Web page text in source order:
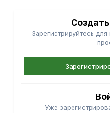
Зарегистрируйтесь для
Уже